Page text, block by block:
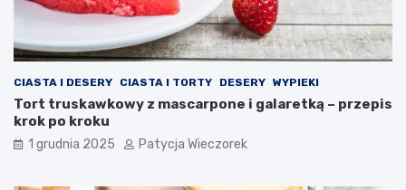
CIASTA I DESERY CIASTA I TORTY DESERY WYPIEKI
Tort truskawkowy z mascarpone i galaretką – przepis
krok po kroku
1 grudnia 2025 Patycja Wieczorek